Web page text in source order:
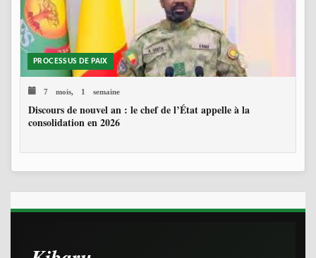
PROCESSUS DE PAIX
7 mois, 1 semaine
Discours de nouvel an : le chef de l’État appelle à la
consolidation en 2026